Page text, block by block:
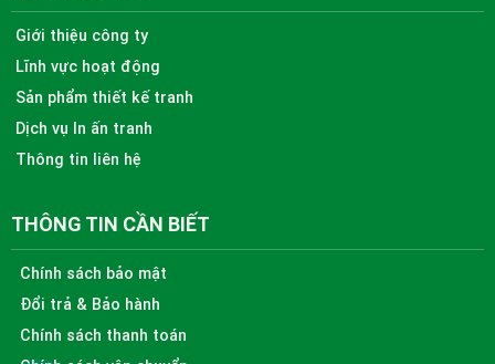
Giới thiệu công ty
Lĩnh vực hoạt động
Sản phẩm thiết kế tranh
Dịch vụ In ấn tranh
Thông tin liên hệ
THÔNG TIN CẦN BIẾT
Chính sách bảo mật
Đổi trả & Bảo hành
Chính sách thanh toán